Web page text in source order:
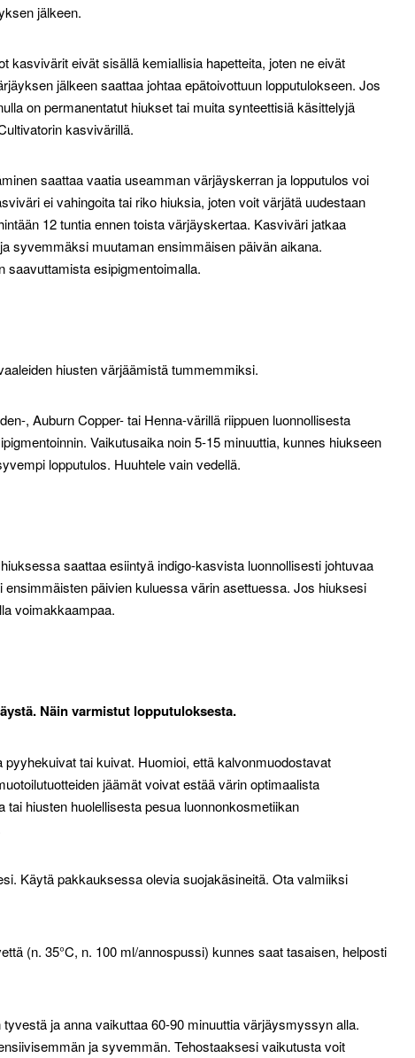
jälkeen.
kasvivärit eivät sisällä kemiallisia hapetteita, joten ne eivät
jälkeen saattaa johtaa epätoivottuun lopputulokseen. Jos
on permanentatut hiukset tai muita synteettisiä käsittelyjä
kasvivärillä.
saattaa vaatia useamman värjäyskerran ja lopputulos voi
ei vahingoita tai riko hiuksia, joten voit värjätä uudestaan
12 tuntia ennen toista värjäyskertaa. Kasviväri jatkaa
syvemmäksi muutaman ensimmäisen päivän aikana.
saavuttamista esipigmentoimalla.
hiusten värjäämistä tummemmiksi.
, Auburn Copper- tai Henna-värillä riippuen luonnollisesta
Vaikutusaika noin 5-15 minuuttia, kunnes hiukseen
lopputulos. Huuhtele vain vedellä.
saattaa esiintyä indigo-kasvista luonnollisesti johtuvaa
päivien kuluessa värin asettuessa. Jos hiuksesi
voimakkaampaa.
Näin varmistut lopputuloksesta.
tai kuivat. Huomioi, että kalvonmuodostavat
jäämät voivat estää värin optimaalista
hiusten huolellisesta pesua luonnonkosmetiikan
Käytä pakkauksessa olevia suojakäsineitä. Ota valmiiksi
(n. 35°C, n. 100 ml/annospussi) kunnes saat tasaisen, helposti
ja anna vaikuttaa 60-90 minuuttia värjäysmyssyn alla.
ja syvemmän. Tehostaaksesi vaikutusta voit